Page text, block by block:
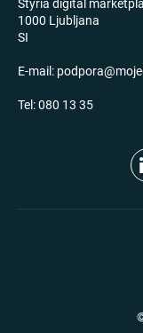
1000 Ljubljana
SI
E-mail:
Tel:080 13 35